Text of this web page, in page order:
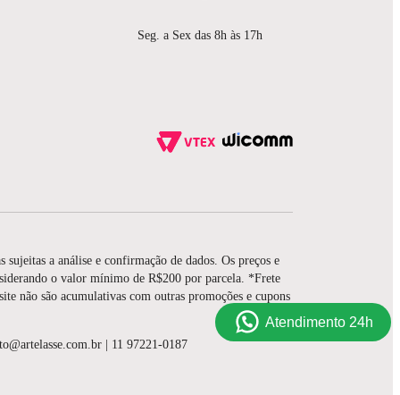
Seg. a Sex das 8h às 17h
a análise e confirmação de dados. Os preços e
o valor mínimo de R$200 por parcela. *Frete
não são acumulativas com outras promoções e cupons
| 11 97221-0187
Atendimento 24h